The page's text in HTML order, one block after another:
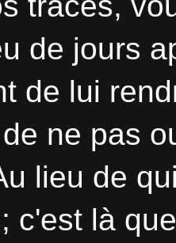
de jours
de lui
ne pas
lieu de
c'est là